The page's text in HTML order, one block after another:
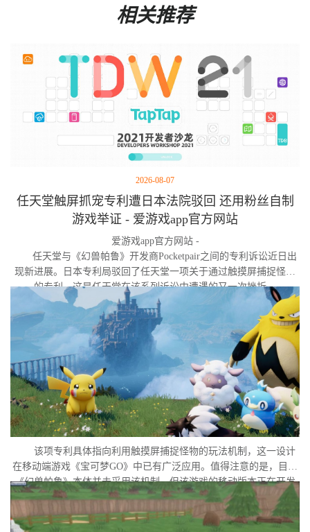
相关推荐
2026-08-07
任天堂触屏抓宠专利遭日本法院驳回 还用粉丝自制
游戏举证 - 爱游戏app官方网站
爱游戏app官方网站 -
任天堂与《幻兽帕鲁》开发商Pocketpair之间的专利诉讼近日出
现新进展。日本专利局驳回了任天堂一项关于通过触摸屏捕捉怪物
的专利，这是任天堂在该系列诉讼中遭遇的又一次挫折。
该项专利具体指向利用触摸屏捕捉怪物的玩法机制，这一设计
在移动端游戏《宝可梦GO》中已有广泛应用。值得注意的是，目前
《幻兽帕鲁》本体并未采用该机制，但该游戏的移动版本正在开发
中。外界普遍认为，这很可能是任天堂在当前时间点针对此项专利
发起诉讼的直接原因。